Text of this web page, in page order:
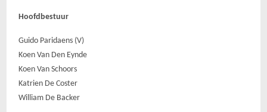
Hoofdbestuur
Guido Paridaens (V)
Koen Van Den Eynde
Koen Van Schoors
Katrien De Coster
William De Backer